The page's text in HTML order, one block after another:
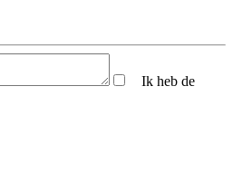
Ik heb de